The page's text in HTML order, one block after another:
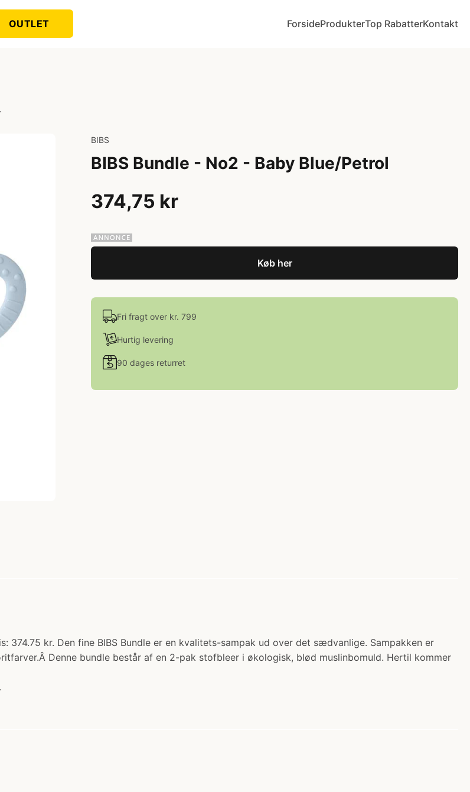
OUTLET ForsideProdukterTop RabatterKontakt
BIBS
BIBS Bundle - No2 - Baby Blue/Petrol
374,75 kr
Køb her
Fri fragt over kr. 799
Hurtig levering
90 dages returret
374.75 kr. Den fine BIBS Bundle er en kvalitets-sampak ud over det sædvanlige. Sampakken er
Denne bundle består af en 2-pak stofbleer i økologisk, blød muslinbomuld. Hertil kommer